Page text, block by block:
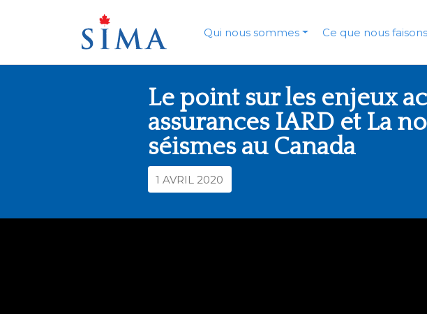
Qui nous sommes Ce que nous faisons
Le point sur les enjeux
assurances IARD et La
séismes au Canada
1 AVRIL 2020